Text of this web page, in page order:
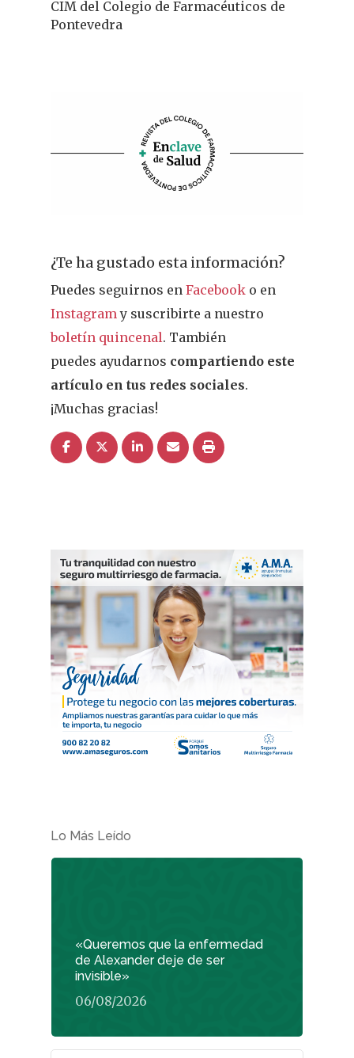
CIM del Colegio de Farmacéuticos de
Pontevedra
¿Te ha gustado esta información?
Puedes seguirnos enFacebook o en
Instagram y suscribirte a nuestro
boletín quincenal. También
puedes ayudarnos compartiendo este
artículo en tus redes sociales.
¡Muchas gracias!
Lo Más Leído
«Queremos que la enfermedad
de Alexander deje de ser
invisible»
06/08/2026